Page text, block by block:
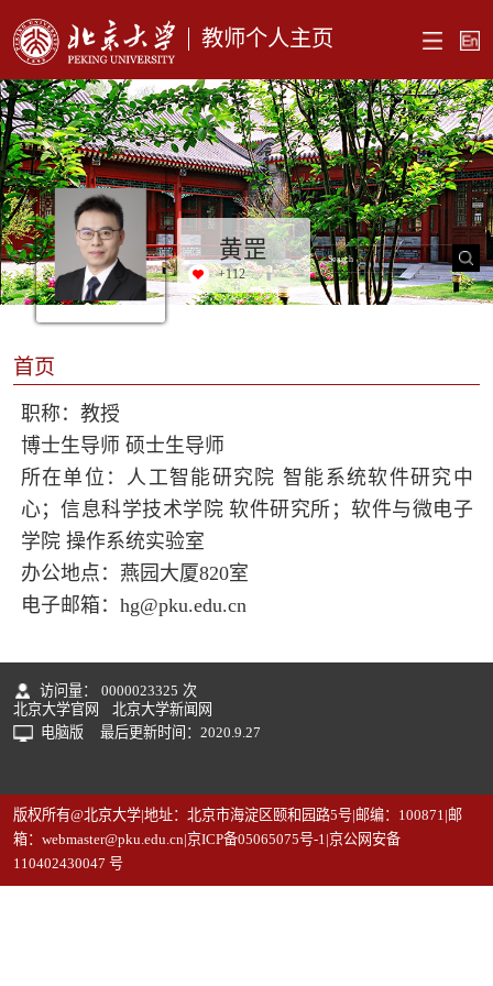
教师个人主页
黄罡
+112
首页
职称：教授
博士生导师 硕士生导师
所在单位：人工智能研究院 智能系统软件研究中
心；信息科学技术学院 软件研究所；软件与微电子
学院 操作系统实验室
办公地点：燕园大厦820室
电子邮箱： hg@pku.edu.cn
访问量： 0000023325 次
北京大学官网
北京大学新闻网
电脑版
最后更新时间： 2020.9.27
版权所有@北京大学|地址：北京市海淀区颐和园路5号|邮编：100871|邮
箱：webmaster@pku.edu.cn|京ICP备05065075号-1|京公网安备
110402430047 号